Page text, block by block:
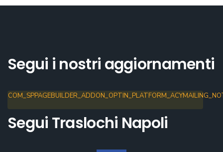
Segui i nostri aggiornamenti
Segui Traslochi Napoli